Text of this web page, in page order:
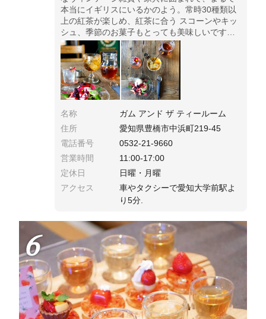
本当にイギリスにいるかのよう。常時30種類以
上の紅茶が楽しめ、紅茶に合う スコーンやキッ
シュ、季節のお菓子もとっても美味しいです。
OPEN11:00～17:00 日月休み。
名称
ガム アンド ザ ティールーム
住所
愛知県豊橋市中浜町219-45
電話番号
0532-21-9660
営業時間
11:00-17:00
定休日
日曜・月曜
アクセス
車やタクシーで愛知大学前駅よ
り5分.
6